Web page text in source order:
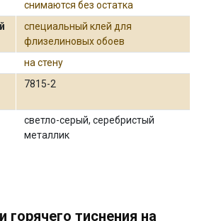
снимаются без остатка
специальный клей для
флизелиновых обоев
на стену
7815-2
светло-серый, серебристый
металлик
тиснения на